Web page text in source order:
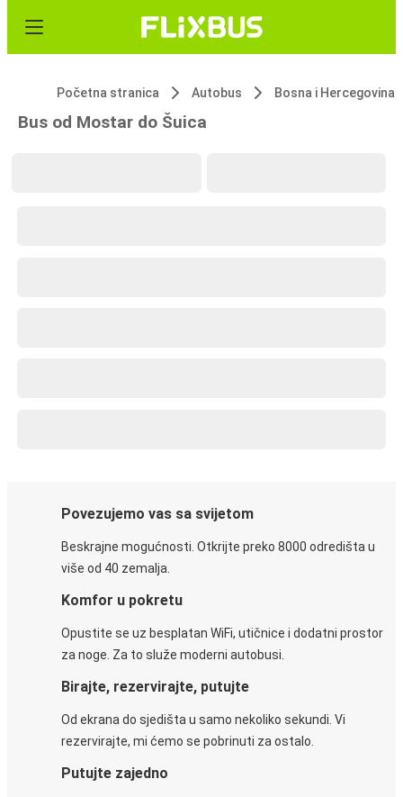
Početna stranica Autobus Bosna i Hercegovina
Bus od Mostar do Šuica
Povezujemo vas sa svijetom
Beskrajne mogućnosti. Otkrijte preko 8000 odredišta u
više od 40 zemalja.
Komfor u pokretu
Opustite se uz besplatan WiFi, utičnice i dodatni prostor
za noge. Za to služe moderni autobusi.
Birajte, rezervirajte, putujte
Od ekrana do sjedišta u samo nekoliko sekundi. Vi
rezervirajte, mi ćemo se pobrinuti za ostalo.
Putujte zajedno